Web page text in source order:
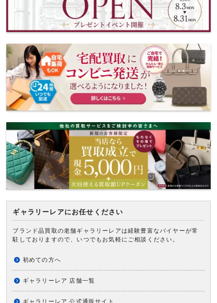
ギャラリーレアにお任せください
ブランド品買取の老舗ギャラリーレアは経験豊富なバイヤーが常
駐しておりますので、いつでもお気軽にご相談ください。
初めての方へ
ギャラリーレア 店舗一覧
ギャラリーレア 公式通販サイト